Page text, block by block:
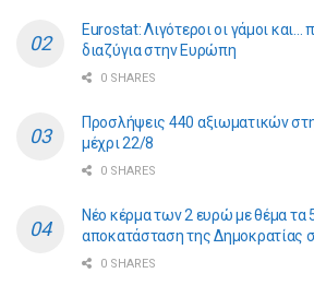
Eurostat: Λιγότεροι οι γάμοι και…
διαζύγια στην Ευρώπη
0 SHARES
Προσλήψεις 440 αξιωματικών
μέχρι 22/8
0 SHARES
Νέο κέρμα των 2 ευρώ με θέμα τα
αποκατάσταση της Δημοκρατίας
0 SHARES